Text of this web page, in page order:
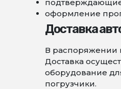
оформление
Доставка
В распоряжении
Доставка
оборудование
погрузчики.